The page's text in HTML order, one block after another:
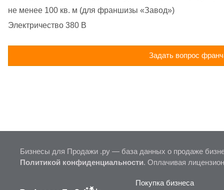
не менее 100 кв. м (для франшизы «Завод»)
Электричество 380 В
Задать вопрос
Бизнесы для Продажи .ру — база данных о продаже
Политикой конфиденциальности. Оплачивая
Покупка бизнеса